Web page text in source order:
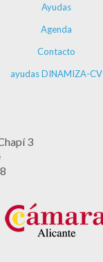
Ayudas
Agenda
Contacto
ayudas DINAMIZA-CV
3